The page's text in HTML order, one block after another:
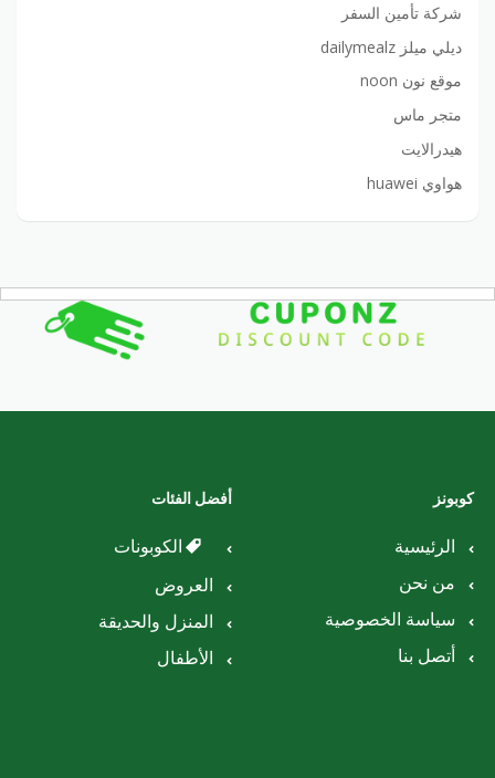
شركة تأمين السفر
ديلي ميلز dailymealz
موقع نون noon
متجر ماس
هيدرالايت
هواوي huawei
كوبونز
الرئيسية
من نحن
سياسة الخصوصية
أتصل بنا
أفضل الفئات
الكوبونات
العروض
المنزل والحديقة
الأطفال